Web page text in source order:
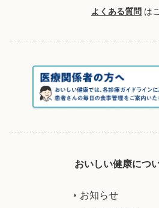
よくある質問 は
おいしい健康につ
お知らせ